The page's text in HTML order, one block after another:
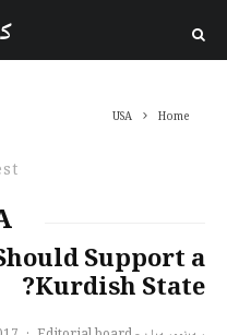
Home
USA
Support a
Kurdish State?